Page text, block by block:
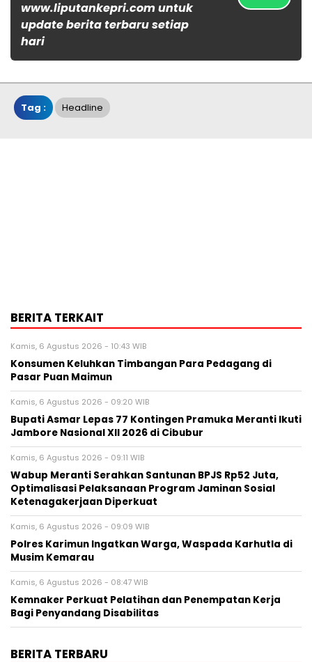
www.liputankepri.com untuk
update berita terbaru setiap
hari
Tag : Headline
BERITA TERKAIT
Kamis, 6 Agustus 2026 - 10:43 WIB
Konsumen Keluhkan Timbangan Para Pedagang di
Pasar Puan Maimun
Kamis, 6 Agustus 2026 - 09:20 WIB
Bupati Asmar Lepas 77 Kontingen Pramuka Meranti Ikuti
Jambore Nasional XII 2026 di Cibubur
Kamis, 6 Agustus 2026 - 09:11 WIB
Wabup Meranti Serahkan Santunan BPJS Rp52 Juta,
Optimalisasi Pelaksanaan Program Jaminan Sosial
Ketenagakerjaan Diperkuat
Kamis, 6 Agustus 2026 - 09:09 WIB
Polres Karimun Ingatkan Warga, Waspada Karhutla di
Musim Kemarau
Kamis, 6 Agustus 2026 - 08:47 WIB
Kemnaker Perkuat Pelatihan dan Penempatan Kerja
Bagi Penyandang Disabilitas
BERITA TERBARU